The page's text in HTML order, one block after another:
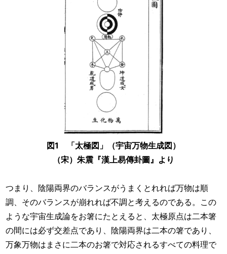
図1 「太極図」（宇宙万物生成図）
（宋）朱震『漢上易傳卦圖』より
つまり、陰陽両界のバランスがうまくとれれば万物は順
調、そのバランスが崩れれば不調と考えるのである。この
ような宇宙生成論をお箸にたとえると、太極原点は二本箸
の間には必ず交差点であり、陰陽両界は二本の箸であり、
万象万物はまさに二本のお箸で対応されるすべての料理で